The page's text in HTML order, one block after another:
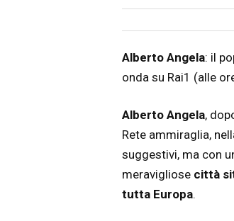
Articolo
Testo articolo principale
Alberto Angela: il
onda su Rai1 (alle
Alberto Angela,
Rete ammiraglia,
suggestivi, ma con
meravigliose città
tutta Europa.